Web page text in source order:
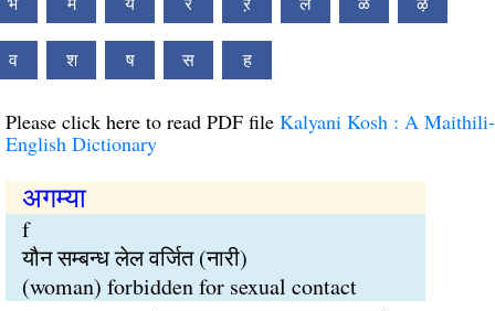
भ म य र ऱ ल ळ ऴ
व श ष स ह
Please click here to read PDF file Kalyani Kosh : A Maithili-
English Dictionary
अगम्या
f
यौन सम्बन्ध लेल वर्जित (नारी)
(woman) forbidden for sexual contact